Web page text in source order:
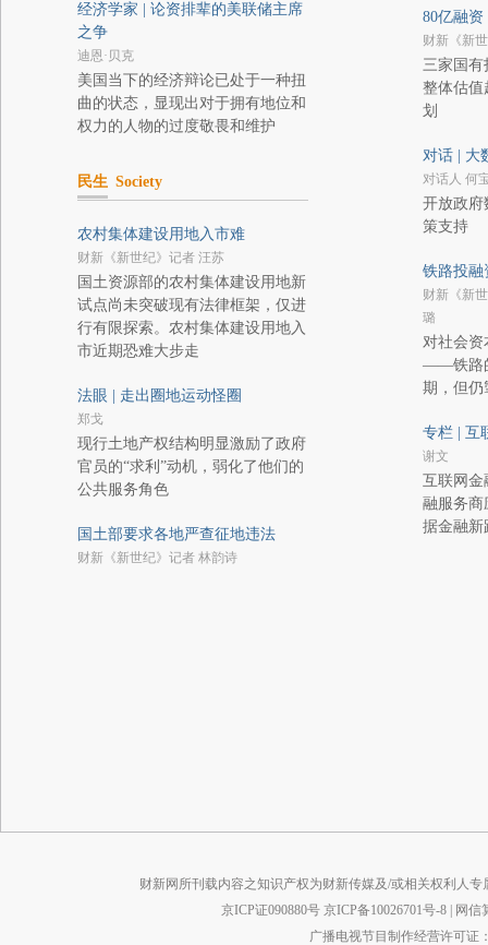
经济学家 | 论资排辈的美联储主席
之争
迪恩·贝克
美国当下的经济辩论已处于一种扭
曲的状态，显现出对于拥有地位和
权力的人物的过度敬畏和维护
民生 Society
农村集体建设用地入市难
财新《新世纪》记者 汪苏
国土资源部的农村集体建设用地新
试点尚未突破现有法律框架，仅进
行有限探索。农村集体建设用地入
市近期恐难大步走
法眼 | 走出圈地运动怪圈
郑戈
现行土地产权结构明显激励了政府
官员的“求利”动机，弱化了他们的
公共服务角色
国土部要求各地严查征地违法
财新《新世纪》记者 林韵诗
80亿融
财新《新
三家国有
整体估值
划
对话 | 大
对话人 何
开放政府
策支持
铁路投融
财新《新
璐
对社会资
——铁路
期，但仍
专栏 | 互
谢文
互联网金
融服务商
据金融新
财新网所刊载内容之知识产权为财新传媒及/或相关权利人
京ICP证090880号 京ICP备10026701号-8
网信
广播电视节目制作经营许可证